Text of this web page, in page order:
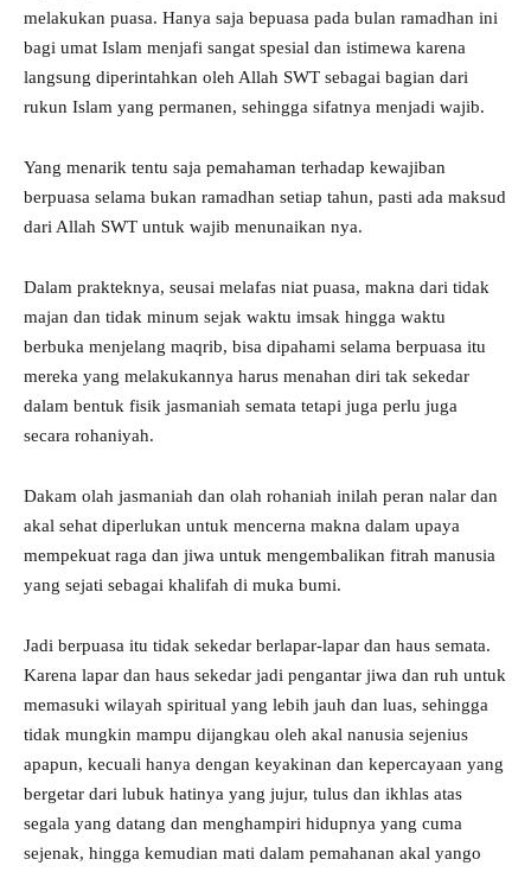
melakukan puasa. Hanya saja bepuasa pada bulan ramadhan ini
bagi umat Islam menjafi sangat spesial dan istimewa karena
langsung diperintahkan oleh Allah SWT sebagai bagian dari
rukun Islam yang permanen, sehingga sifatnya menjadi wajib.
Yang menarik tentu saja pemahaman terhadap kewajiban
berpuasa selama bukan ramadhan setiap tahun, pasti ada maksud
dari Allah SWT untuk wajib menunaikan nya.
Dalam prakteknya, seusai melafas niat puasa, makna dari tidak
majan dan tidak minum sejak waktu imsak hingga waktu
berbuka menjelang maqrib, bisa dipahami selama berpuasa itu
mereka yang melakukannya harus menahan diri tak sekedar
dalam bentuk fisik jasmaniah semata tetapi juga perlu juga
secara rohaniyah.
Dakam olah jasmaniah dan olah rohaniah inilah peran nalar dan
akal sehat diperlukan untuk mencerna makna dalam upaya
mempekuat raga dan jiwa untuk mengembalikan fitrah manusia
yang sejati sebagai khalifah di muka bumi.
Jadi berpuasa itu tidak sekedar berlapar-lapar dan haus semata.
Karena lapar dan haus sekedar jadi pengantar jiwa dan ruh untuk
memasuki wilayah spiritual yang lebih jauh dan luas, sehingga
tidak mungkin mampu dijangkau oleh akal nanusia sejenius
apapun, kecuali hanya dengan keyakinan dan kepercayaan yang
bergetar dari lubuk hatinya yang jujur, tulus dan ikhlas atas
segala yang datang dan menghampiri hidupnya yang cuma
sejenak, hingga kemudian mati dalam pemahanan akal yango